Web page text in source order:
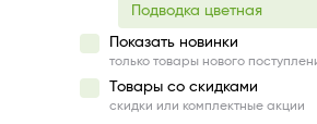
Подводка цветная
Показать новинки
только товары нового
Товары со скидками
скидки или комплектные акции